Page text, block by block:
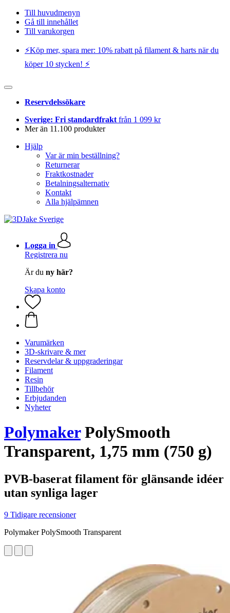
Till huvudmenyn
Gå till innehållet
Till varukorgen
⚡️Köp mer, spara mer: 10% rabatt på filament & harts när du
köper 10 stycken! ⚡️
Reservdelssökare
Sverige: Fri standardfrakt från 1 099 kr
Mer än 11.100 produkter
Hjälp
Var är min beställning?
Returnerar
Fraktkostnader
Betalningsalternativ
Kontakt
Alla hjälpämnen
Logga in
Registrera nu
Är du ny här?
Skapa konto
Varumärken
3D-skrivare & mer
Reservdelar & uppgraderingar
Filament
Resin
Tillbehör
Erbjudanden
Nyheter
PolymakerPolySmooth
Transparent, 1,75 mm (750 g)
PVB-baserat filament för glänsande idéer
utan synliga lager
9 Tidigare recensioner
Polymaker PolySmooth Transparent